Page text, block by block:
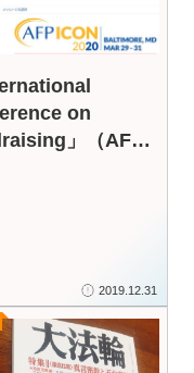
on
」（AFP
2019.12.31